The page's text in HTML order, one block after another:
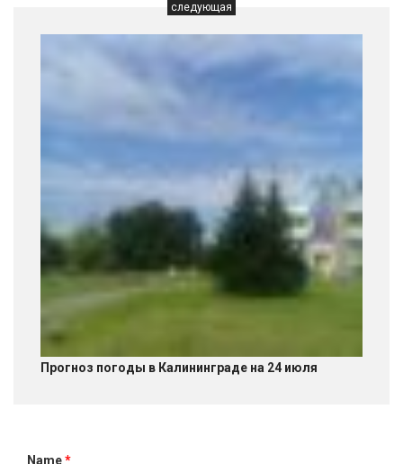
следующая
Прогноз погоды в Калининграде на 24 июля
Name*